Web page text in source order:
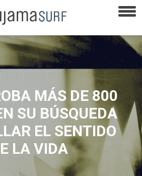
MÁS DE 800
SU BÚSQUEDA
EL SENTIDO
LA VIDA